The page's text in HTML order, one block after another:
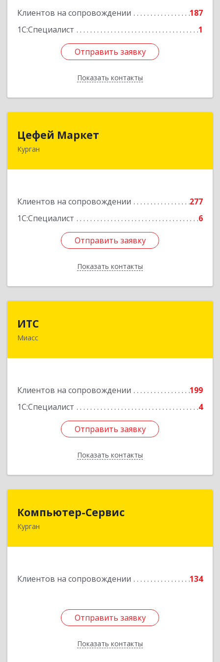
Клиентов на сопровождении
187
1С:Специалист
1
Отправить заявку
Показать контакты
Отправить заявку
Назад
Цефей Маркет
Курган
Клиентов на сопровождении
277
1С:Специалист
6
Отправить заявку
Показать контакты
640002, Курганская обл, Курган г, М.Горького
Отправить заявку
Назад
ИТС
Миасс
Клиентов на сопровождении
199
1С:Специалист
4
Отправить заявку
Показать контакты
456300, Челябинская обл, Миасс г, Романенко
Отправить заявку
Назад
Компьютер-Сервис
Курган
Клиентов на сопровождении 134
Отправить заявку
Показать контакты
Отправить заявку
Назад